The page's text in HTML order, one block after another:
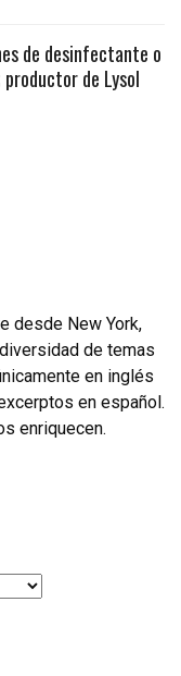
de desinfectante o
de Lysol
desde New York,
de temas
en inglés
en español.
enriquecen.